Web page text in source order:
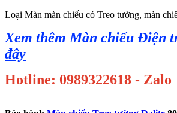
Loại Màn màn chiếu có Treo tường, màn
Xem thêm Màn chiếu Điện
đây
Hotline: 0989322618 - Zalo